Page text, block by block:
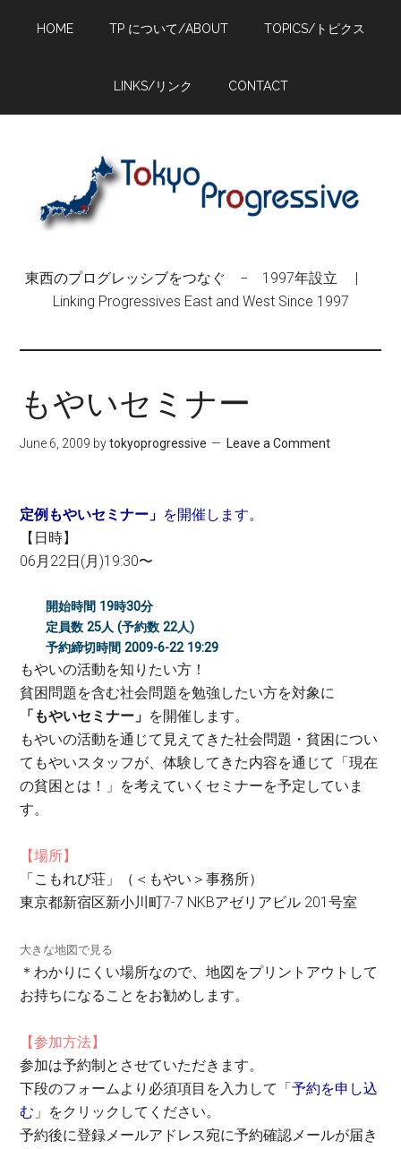
HOME TP について/ABOUT TOPICS/トピクス
LINKS/リンク CONTACT
東西のプログレッシブをつなぐ − 1997年設立 |
Linking Progressives East and West Since 1997
もやいセミナー
June 6, 2009 bytokyoprogressive Leave a Comment
定例もやいセミナー」 を開催します。
【日時】
06月22日(月)19:30〜
開始時間 19時30分
定員数 25人 (予約数 22人)
予約締切時間 2009-6-22 19:29
もやいの活動を知りたい方！
貧困問題を含む社会問題を勉強したい方を対象に
「もやいセミナー」 を開催します。
もやいの活動を通じて見えてきた社会問題・貧困につい
てもやいスタッフが、体験してきた内容を通じて「現在
の貧困とは！」を考えていくセミナーを予定していま
す。
【場所】
「こもれび荘」（＜もやい＞事務所）
東京都新宿区新小川町7-7 NKBアゼリアビル 201号室
大きな地図で見る
＊わかりにくい場所なので、地図をプリントアウトして
お持ちになることをお勧めします。
【参加方法】
参加は予約制とさせていただきます。
下段のフォームより必須項目を入力して「予約を申し込
む 」をクリックしてください。
予約後に登録メールアドレス宛に予約確認メールが届き